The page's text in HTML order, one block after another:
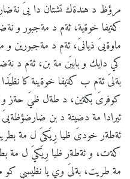
مرؤظ د هندةك تشتان دا يىَ
كةيفا خوةية، ئةم د مةجبور و
ماوةيىَ ذيانىَ، ئةم د
كي دايك و بابيَن مة بن، ئةم د
بةلىَ ئةم ب كةيفا خوةينة كا نظيَذا
كوفرىَ بكةين، د طةل ظيَ حةز
ئيرادا مة دضيتة د بن ضارضؤظةيىَ
ئةطةر خودىَ ظيا رِيَكىَ ل مة
كةت، و ئةطةر ظيا رِيَكيَ ل مة
مة طريت، بةلىَ وي يا نظيسي